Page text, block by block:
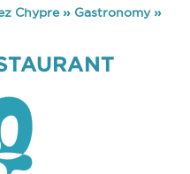
Chypre» Gastronomy»